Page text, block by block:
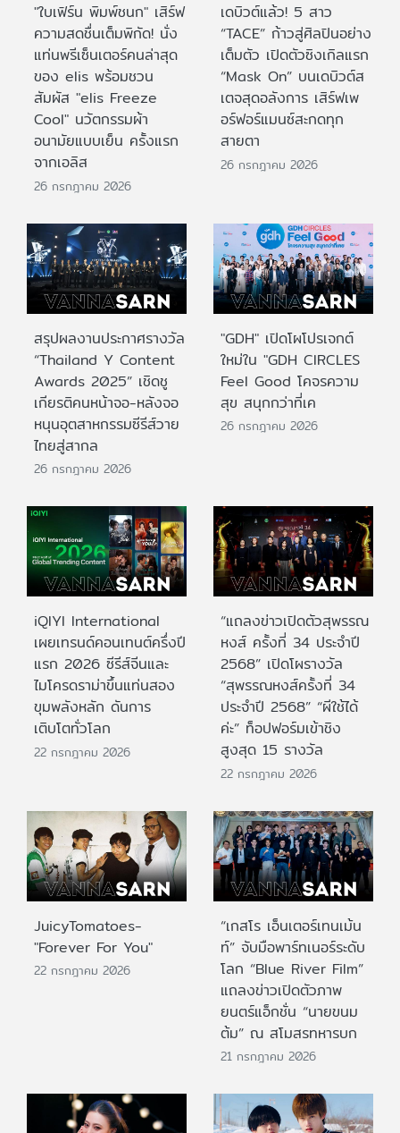
"ใบเฟิร์น พิมพ์ชนก" เสิร์ฟ
ความสดชื่นเต็มพิกัด! นั่ง
แท่นพรีเซ็นเตอร์คนล่าสุด
ของ elis พร้อมชวน
สัมผัส "elis Freeze
Cool" นวัตกรรมผ้า
อนามัยแบบเย็น ครั้งแรก
จากเอลิส
26 กรกฎาคม 2026
เดบิวต์แล้ว! 5 สาว
“TACE” ก้าวสู่ศิลปินอย่าง
เต็มตัว เปิดตัวซิงเกิลแรก
“Mask On” บนเดบิวต์ส
เตจสุดอลังการ เสิร์ฟเพ
อร์ฟอร์แมนซ์สะกดทุก
สายตา
26 กรกฎาคม 2026
สรุปผลงานประกาศรางวัล
“Thailand Y Content
Awards 2025” เชิดชู
เกียรติคนหน้าจอ-หลังจอ
หนุนอุตสาหกรรมซีรีส์วาย
ไทยสู่สากล
26 กรกฎาคม 2026
"GDH" เปิดโผโปรเจกต์
ใหม่ใน "GDH CIRCLES
Feel Good โคจรความ
สุข สนุกกว่าที่เค
26 กรกฎาคม 2026
iQIYI International
เผยเทรนด์คอนเทนต์ครึ่งปี
แรก 2026 ซีรีส์จีนและ
ไมโครดราม่าขึ้นแท่นสอง
ขุมพลังหลัก ดันการ
เติบโตทั่วโลก
22 กรกฎาคม 2026
“แถลงข่าวเปิดตัวสุพรรณ
หงส์ ครั้งที่ 34 ประจำปี
2568” เปิดโผรางวัล
“สุพรรณหงส์ครั้งที่ 34
ประจำปี 2568” “ผีใช้ได้
ค่ะ” ท็อปฟอร์มเข้าชิง
สูงสุด 15 รางวัล
22 กรกฎาคม 2026
JuicyTomatoes-
"Forever For You"
22 กรกฎาคม 2026
“เกสโร เอ็นเตอร์เทนเม้น
ท์” จับมือพาร์ทเนอร์ระดับ
โลก “Blue River Film”
แถลงข่าวเปิดตัวภาพ
ยนตร์แอ็กชั่น “นายขนม
ต้ม” ณ สโมสรทหารบก
21 กรกฎาคม 2026